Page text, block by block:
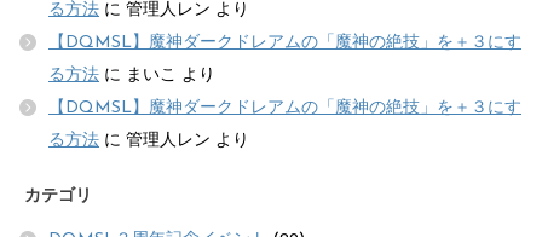
る方法 に 管理人レン より
【DQMSL】魔神ダークドレアムの「魔神の絶技」を＋３にす
る方法 に まいこ より
【DQMSL】魔神ダークドレアムの「魔神の絶技」を＋３にす
る方法 に 管理人レン より
カテゴリ